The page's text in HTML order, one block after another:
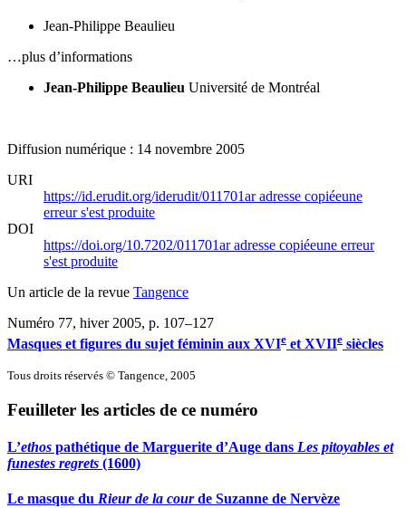
Jean-Philippe Beaulieu
…plus d’informations
Jean-Philippe Beaulieu Université de Montréal
Diffusion numérique : 14 novembre 2005
URI
https://id.erudit.org/iderudit/011701aradresse copiéeune
erreur s'est produite
DOI
https://doi.org/10.7202/011701aradresse copiéeune erreur
s'est produite
Un article de la revue Tangence
Numéro 77, hiver 2005, p. 107–127
Masques et figures du sujet féminin aux XVIe et XVIIe siècles
Tous droits réservés © Tangence, 2005
Feuilleter les articles de ce numéro
L’ethos pathétique de Marguerite d’Auge dans Les pitoyables et
funestes regrets (1600)
Le masque du Rieur de la courde Suzanne de Nervèze